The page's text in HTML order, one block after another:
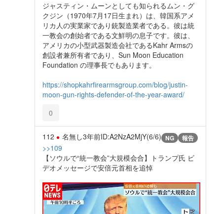
ジャスティン・ムーンとしても知られるムン・グ
クジン（1970年7月17日生まれ）は、韓国系アメ
リカ人の実業家であり銃製造業者である。彼は統
一教会の創始者である文鮮明の息子です。彼は、
アメリカの小型武器製造会社であるKahr Armsの
創設者兼所有者であり、Sun Moon Education
Foundation の理事長でもあります。
https://shopkahrfirearmsgroup.com/blog/justin-
moon-gun-rights-defender-of-the-year-award/
0
112 名無し3年前ID:A2NzA2MjY(6/6) NG 報告
>>109
【ソウルで“統一教会”大規模会合】トランプ氏 ビ
デオメッセージで安倍元首相を追悼